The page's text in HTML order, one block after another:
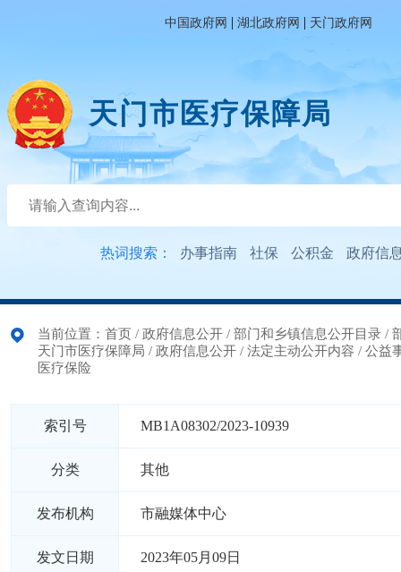
中国政府网 | 湖北政府网 | 天门政府网
天门市医疗保障局
热词搜索： 办事指南 社保 公积金 政府信
当前位置： 首页 / 政府信息公开 / 部门和乡镇信息公开目录 /
天门市医疗保障局 / 政府信息公开 / 法定主动公开内容 / 公益
医疗保险
索引号 MB1A08302/2023-10939
分类 其他
发布机构 市融媒体中心
发文日期 2023年05月09日